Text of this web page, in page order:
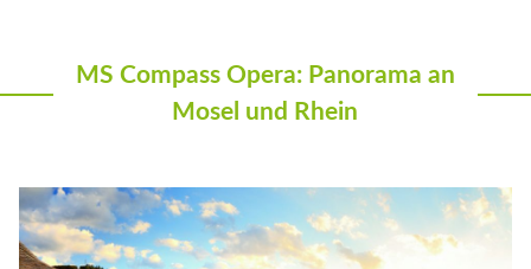
MS Compass Opera: Panorama an
Mosel und Rhein